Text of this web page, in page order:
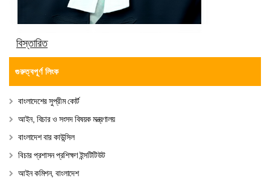
বিস্তারিত
গুরুত্বপূর্ণ লিংক
বাংলাদেশের সুপ্রীম কোর্ট
আইন, বিচার ও সংসদ বিষয়ক মন্ত্রণালয়
বাংলাদেশ বার কাউন্সিল
বিচার প্রশাসন প্রশিক্ষণ ইন্সটিটিউট
আইন কমিশন, বাংলাদেশ